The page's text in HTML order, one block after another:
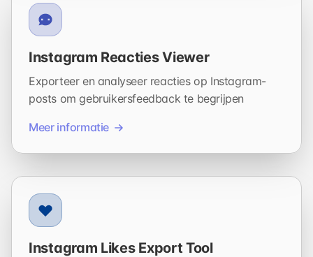
Instagram Reacties Viewer
Exporteer en analyseer reacties op Instagram-
posts om gebruikersfeedback te begrijpen
Meer informatie
Instagram Likes Export Tool